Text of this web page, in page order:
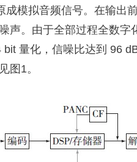
成模拟音频信号。在输出
声。由于全部过程全数字
量化，信噪比达到 96
图1。